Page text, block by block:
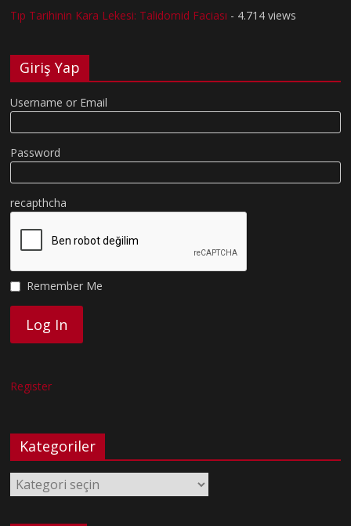
Tıp Tarihinin Kara Lekesi: Talidomid Faciası - 4.714 views
Giriş Yap
Username or Email
Password
recapthcha
Remember Me
Register
Kategoriler
Kategoriler